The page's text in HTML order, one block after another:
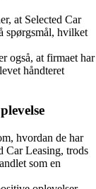
at Selected Car
spørgsmål, hvilket
også, at firmaet har
håndteret
hvordan de har
Car Leasing, trods
som en